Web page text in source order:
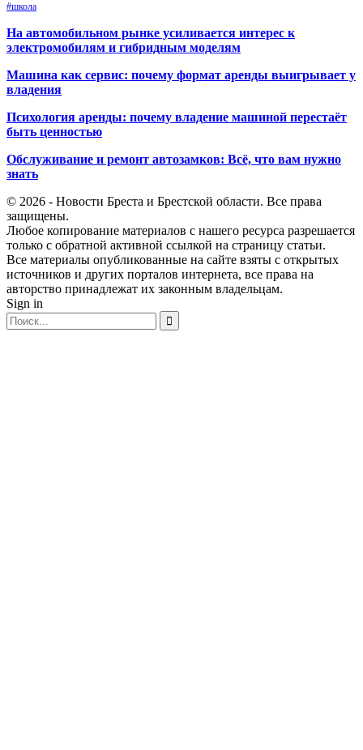
#школа
На автомобильном рынке усиливается интерес к
электромобилям и гибридным моделям
Машина как сервис: почему формат аренды выигрывает у
владения
Психология аренды: почему владение машиной перестаёт
быть ценностью
Обслуживание и ремонт автозамков: Всё, что вам нужно
знать
© 2026 - Новости Бреста и Брестской области. Все права
защищены.
Любое копирование материалов с нашего ресурса разрешается
только с обратной активной ссылкой на страницу статьи.
Все материалы опубликованные на сайте взяты с открытых
источников и других порталов интернета, все права на
авторство принадлежат их законным владельцам.
Sign in